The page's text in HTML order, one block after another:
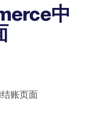
中